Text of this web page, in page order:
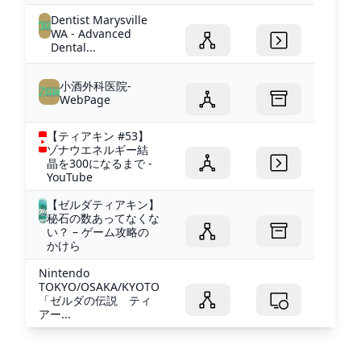
Dentist Marysville
WA - Advanced
Dental...
小酒外科医院-
WebPage
【ティアキン #53】
ゾナウエネルギー結
晶を300になるまで -
YouTube
【ゼルダティアキン】
秘石の数あってなくな
い？ – ゲーム攻略の
かけら
Nintendo
TOKYO/OSAKA/KYOTO
「ゼルダの伝説 ティ
アー...